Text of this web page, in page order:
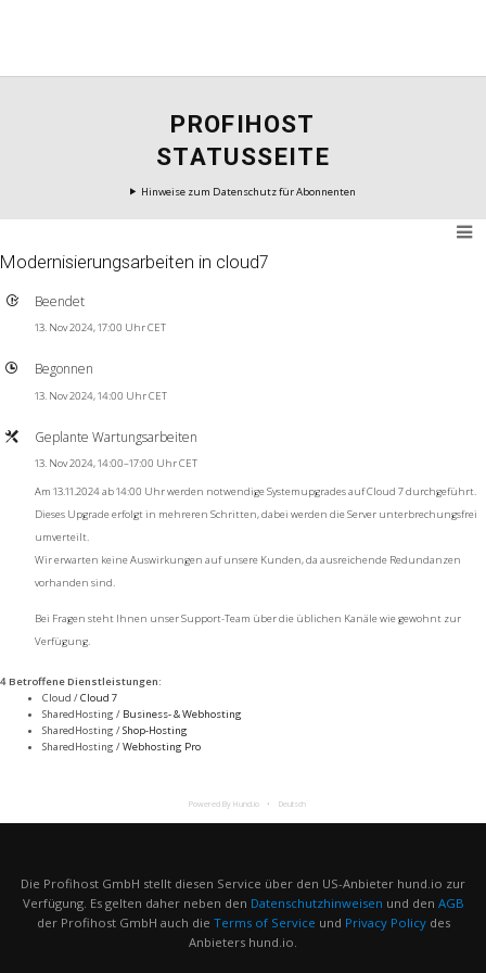
PROFIHOST
STATUSSEITE
Hinweise zum Datenschutz für Abonnenten
Modernisierungsarbeiten in cloud7
Beendet
13. Nov 2024, 17:00 Uhr CET
Begonnen
13. Nov 2024, 14:00 Uhr CET
Geplante Wartungsarbeiten
13. Nov 2024, 14:00–17:00 Uhr CET
Am 13.11.2024 ab 14:00 Uhr werden notwendige Systemupgrades auf Cloud 7 durchgeführt.
Dieses Upgrade erfolgt in mehreren Schritten, dabei werden die Server unterbrechungsfrei
umverteilt.
Wir erwarten keine Auswirkungen auf unsere Kunden, da ausreichende Redundanzen
vorhanden sind.
Bei Fragen steht Ihnen unser Support-Team über die üblichen Kanäle wie gewohnt zur
Verfügung.
4 Betroffene Dienstleistungen:
Cloud /Cloud 7
SharedHosting / Business- & Webhosting
SharedHosting /Shop-Hosting
SharedHosting /Webhosting Pro
Powered By Hund.io Deutsch
Die Profihost GmbH stellt diesen Service über den US-Anbieter hund.io zur
Verfügung. Es gelten daher neben den Datenschutzhinweisen und den AGB
der Profihost GmbH auch die Terms of Service und Privacy Policydes
Anbieters hund.io.